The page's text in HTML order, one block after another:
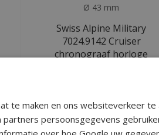
Ø 43 mm
Swiss Alpine Military
7024.9142 Cruiser
chronograaf horloge
€269
te maken en ons websiteverkeer te
persoonsgegevens